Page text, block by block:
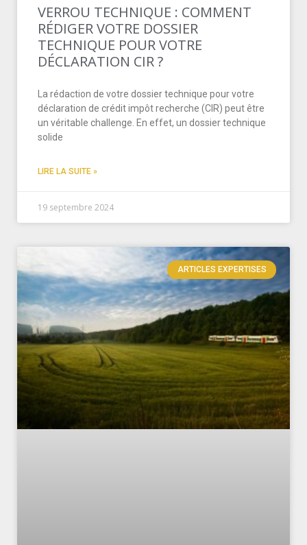
VERROU TECHNIQUE : COMMENT
RÉDIGER VOTRE DOSSIER
TECHNIQUE POUR VOTRE
DÉCLARATION CIR ?
La rédaction de votre dossier technique pour votre
déclaration de crédit impôt recherche (CIR) peut être
un véritable challenge. En effet, un dossier technique
solide
LIRE LA SUITE »
19 septembre 2024
ARTICLES EXPERTISES